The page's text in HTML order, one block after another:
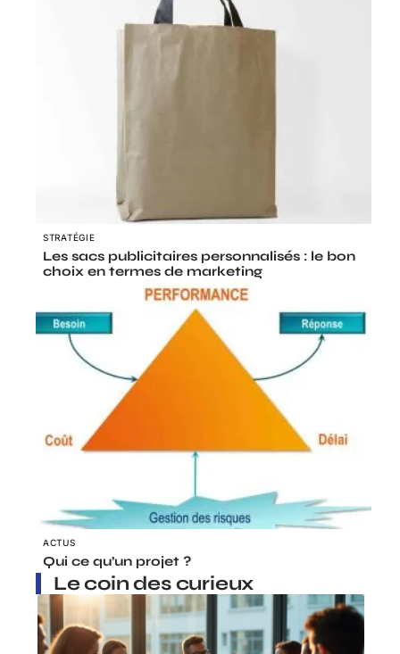
STRATÉGIE
Les sacs publicitaires personnalisés : le bon
choix en termes de marketing
ACTUS
Qui ce qu’un projet ?
Le coin des curieux